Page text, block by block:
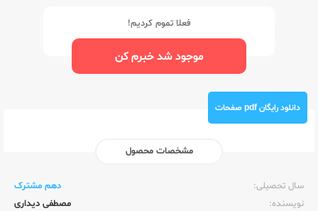
فعلا تموم کردیم!
موجود شد خبرم کن
دانلود رایگان pdf صفحات
مشخصات محصول
سال تحصیلی:‌
دهم مشترک
نویسنده:‌
مصطفی دیداری